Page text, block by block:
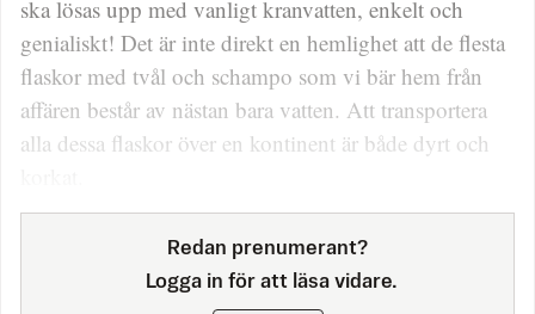
ska lösas upp med vanligt kranvatten, enkelt och
genialiskt! Det är inte direkt en hemlighet att de flesta
flaskor med tvål och schampo som vi bär hem från
affären består av nästan bara vatten. Att transportera
alla dessa flaskor över en kontinent är både dyrt och
Redan prenumerant?
Logga in för att läsa vidare.